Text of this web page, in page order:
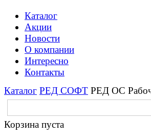
Каталог
Акции
Новости
О компании
Интересно
Контакты
Каталог РЕД СОФТ РЕД ОС
Корзина пуста